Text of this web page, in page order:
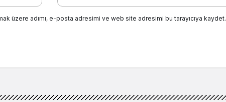
üzere adımı, e-posta adresimi ve web site adresimi bu tarayıcıya kaydet.